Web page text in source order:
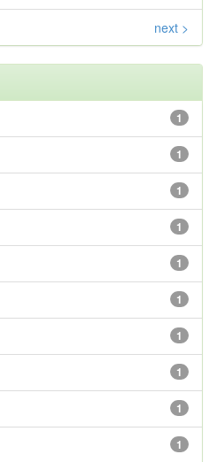
next >
1
1
1
1
1
1
1
1
1
1